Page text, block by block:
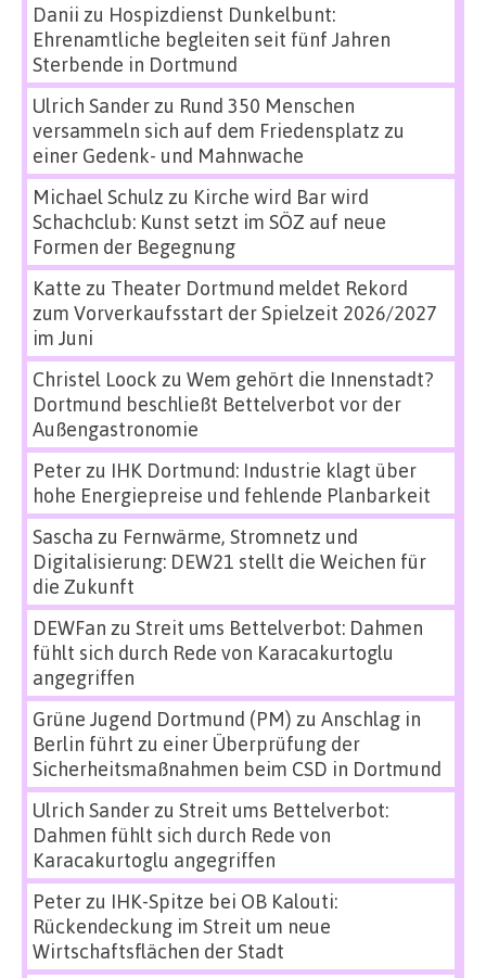
Danii zu Hospizdienst Dunkelbunt:
Ehrenamtliche begleiten seit fünf Jahren
Sterbende in Dortmund
Ulrich Sanderzu Rund 350 Menschen
versammeln sich auf dem Friedensplatz zu
einer Gedenk- und Mahnwache
Michael Schulz zu Kirche wird Bar wird
Schachclub: Kunst setzt im SÖZ auf neue
Formen der Begegnung
Katte zu Theater Dortmund meldet Rekord
zum Vorverkaufsstart der Spielzeit 2026/2027
im Juni
Christel Loock zu Wem gehört die Innenstadt?
Dortmund beschließt Bettelverbot vor der
Außengastronomie
Peterzu IHK Dortmund: Industrie klagt über
hohe Energiepreise und fehlende Planbarkeit
Sascha zu Fernwärme, Stromnetz und
Digitalisierung: DEW21 stellt die Weichen für
die Zukunft
DEWFan zu Streit ums Bettelverbot: Dahmen
fühlt sich durch Rede von Karacakurtoglu
angegriffen
Grüne Jugend Dortmund (PM) zu Anschlag in
Berlin führt zu einer Überprüfung der
Sicherheitsmaßnahmen beim CSD in Dortmund
Ulrich Sanderzu Streit ums Bettelverbot:
Dahmen fühlt sich durch Rede von
Karacakurtoglu angegriffen
Peterzu IHK-Spitze bei OB Kalouti:
Rückendeckung im Streit um neue
Wirtschaftsflächen der Stadt